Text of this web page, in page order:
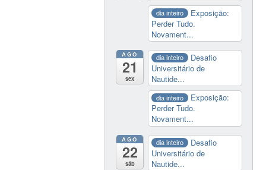
dia inteiro
Exposição:
Perder Tudo.
Novament...
AGO
21
sex
dia inteiro
Desafio
Universitário de
Nautide...
dia inteiro
Exposição:
Perder Tudo.
Novament...
AGO
22
sáb
dia inteiro
Desafio
Universitário de
Nautide...